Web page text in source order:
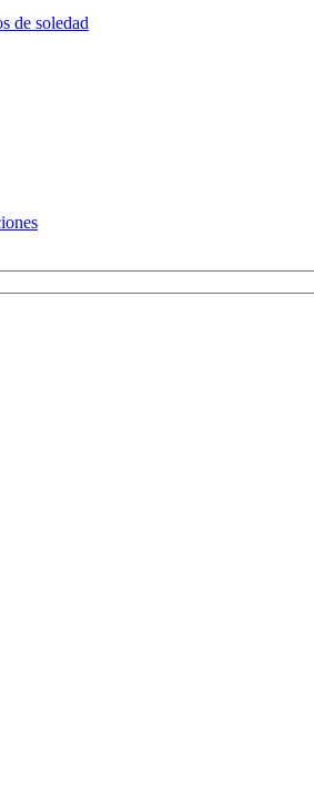
de soledad